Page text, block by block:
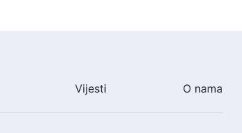
i djelatnika (13) – Treći odjeljak
Vijesti O nama